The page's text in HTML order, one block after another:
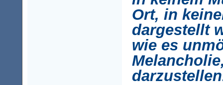
Ort, in
dargestellt
wie es